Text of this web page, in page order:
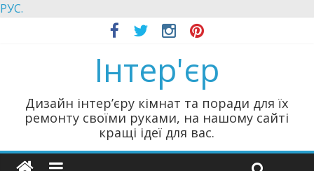
РУС.
Інтер'єр
Дизайн інтер’єру кімнат та поради для їх
ремонту своїми руками, на нашому сайті
кращі ідеї для вас.